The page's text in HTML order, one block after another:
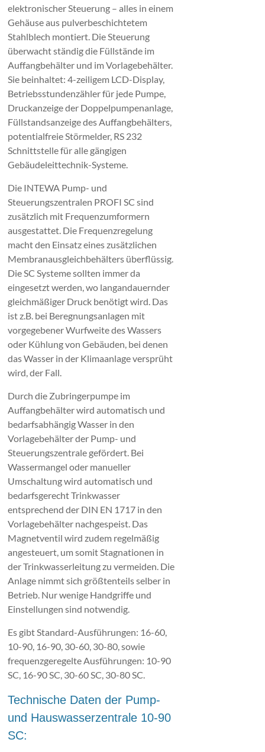
elektronischer Steuerung – alles in einem
Gehäuse aus pulverbeschichtetem
Stahlblech montiert. Die Steuerung
überwacht ständig die Füllstände im
Auffangbehälter und im Vorlagebehälter.
Sie beinhaltet: 4-zeiligem LCD-Display,
Betriebsstundenzähler für jede Pumpe,
Druckanzeige der Doppelpumpenanlage,
Füllstandsanzeige des Auffangbehälters,
potentialfreie Störmelder, RS 232
Schnittstelle für alle gängigen
Gebäudeleittechnik-Systeme.
Die INTEWA Pump- und
Steuerungszentralen PROFI SC sind
zusätzlich mit Frequenzumformern
ausgestattet. Die Frequenzregelung
macht den Einsatz eines zusätzlichen
Membranausgleichbehälters überflüssig.
Die SC Systeme sollten immer da
eingesetzt werden, wo langandauernder
gleichmäßiger Druck benötigt wird. Das
ist z.B. bei Beregnungsanlagen mit
vorgegebener Wurfweite des Wassers
oder Kühlung von Gebäuden, bei denen
das Wasser in der Klimaanlage versprüht
wird, der Fall.
Durch die Zubringerpumpe im
Auffangbehälter wird automatisch und
bedarfsabhängig Wasser in den
Vorlagebehälter der Pump- und
Steuerungszentrale gefördert. Bei
Wassermangel oder manueller
Umschaltung wird automatisch und
bedarfsgerecht Trinkwasser
entsprechend der DIN EN 1717 in den
Vorlagebehälter nachgespeist. Das
Magnetventil wird zudem regelmäßig
angesteuert, um somit Stagnationen in
der Trinkwasserleitung zu vermeiden. Die
Anlage nimmt sich größtenteils selber in
Betrieb. Nur wenige Handgriffe und
Einstellungen sind notwendig.
Es gibt Standard-Ausführungen: 16-60,
10-90, 16-90, 30-60, 30-80, sowie
frequenzgeregelte Ausführungen: 10-90
SC, 16-90 SC, 30-60 SC, 30-80 SC.
Technische Daten der Pump-
und Hauswasserzentrale 10-90
SC: